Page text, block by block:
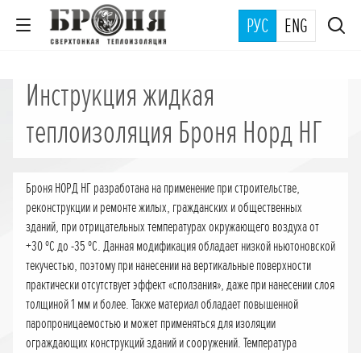
РУС ENG
Инструкция жидкая
теплоизоляция Броня Норд НГ
Броня НОРД НГ разработана на применение при строительстве,
реконструкции и ремонте жилых, гражданских и общественных
зданий, при отрицательных температурах окружающего воздуха от
+30 ºС до -35 ºС. Данная модификация обладает низкой ньютоновской
текучестью, поэтому при нанесении на вертикальные поверхности
практически отсутствует эффект «сползания», даже при нанесении слоя
толщиной 1 мм и более. Также материал обладает повышенной
паропроницаемостью и может применяться для изоляции
ограждающих конструкций зданий и сооружений. Температура